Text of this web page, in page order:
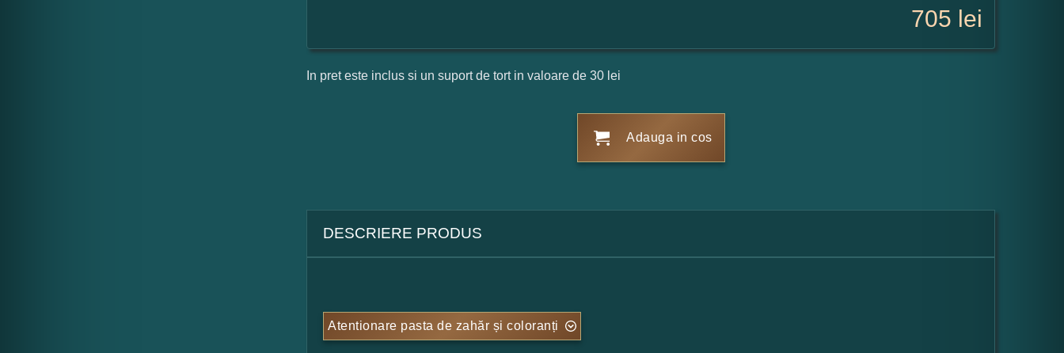
705 lei
In pret este inclus si un suport de tort in valoare de 30 lei
Adauga in cos
DESCRIERE PRODUS
Atentionare pasta de zahăr și coloranți